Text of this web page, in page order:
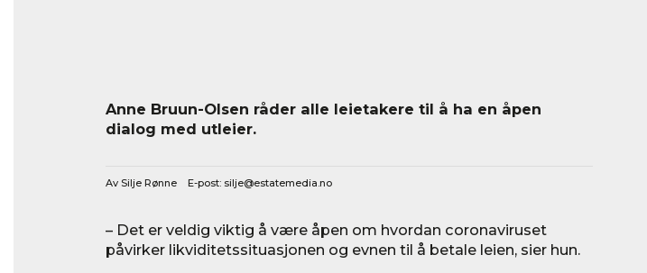
Anne Bruun-Olsen råder alle leietakere til å ha en åpen
dialog med utleier.
Av Silje Rønne E-post: silje@estatemedia.no
– Det er veldig viktig å være åpen om hvordan coronaviruset
påvirker likviditetssituasjonen og evnen til å betale leien, sier hun.